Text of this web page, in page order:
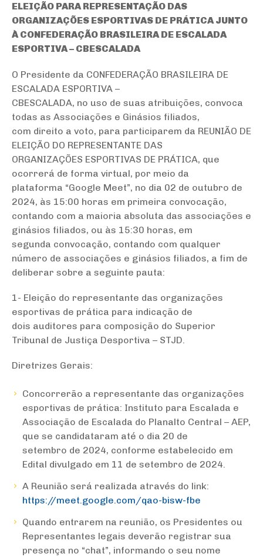
ELEIÇÃO PARA REPRESENTAÇÃO DAS
ORGANIZAÇÕES ESPORTIVAS DE PRÁTICA JUNTO
À CONFEDERAÇÃO BRASILEIRA DE ESCALADA
ESPORTIVA – CBESCALADA
O Presidente da CONFEDERAÇÃO BRASILEIRA DE
ESCALADA ESPORTIVA –
CBESCALADA, no uso de suas atribuições, convoca
todas as Associações e Ginásios filiados,
com direito a voto, para participarem da REUNIÃO DE
ELEIÇÃO DO REPRESENTANTE DAS
ORGANIZAÇÕES ESPORTIVAS DE PRÁTICA, que
ocorrerá de forma virtual, por meio da
plataforma “Google Meet”, no dia 02 de outubro de
2024, às 15:00 horas em primeira convocação,
contando com a maioria absoluta das associações e
ginásios filiados, ou às 15:30 horas, em
segunda convocação, contando com qualquer
número de associações e ginásios filiados, a fim de
deliberar sobre a seguinte pauta:
1- Eleição do representante das organizações
esportivas de prática para indicação de
dois auditores para composição do Superior
Tribunal de Justiça Desportiva – STJD.
Diretrizes Gerais:
Concorrerão a representante das organizações
esportivas de prática: Instituto para Escalada e
Associação de Escalada do Planalto Central – AEP,
que se candidataram até o dia 20 de
setembro de 2024, conforme estabelecido em
Edital divulgado em 11 de setembro de 2024.
A Reunião será realizada através do link:
https://meet.google.com/qao-bisw-fbe
Quando entrarem na reunião, os Presidentes ou
Representantes legais deverão registrar sua
presença no “chat”, informando o seu nome